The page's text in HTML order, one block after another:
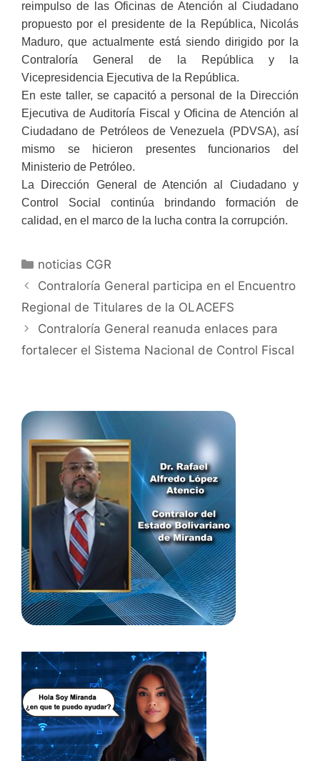
reimpulso de las Oficinas de Atención al Ciudadano
propuesto por el presidente de la República, Nicolás
Maduro, que actualmente está siendo dirigido por la
Contraloría General de la República y la
Vicepresidencia Ejecutiva de la República.
En este taller, se capacitó a personal de la Dirección
Ejecutiva de Auditoría Fiscal y Oficina de Atención al
Ciudadano de Petróleos de Venezuela (PDVSA), así
mismo se hicieron presentes funcionarios del
Ministerio de Petróleo.
La Dirección General de Atención al Ciudadano y
Control Social continúa brindando formación de
calidad, en el marco de la lucha contra la corrupción.
noticias CGR
Contraloría General participa en el Encuentro
Regional de Titulares de la OLACEFS
Contraloría General reanuda enlaces para
fortalecer el Sistema Nacional de Control Fiscal